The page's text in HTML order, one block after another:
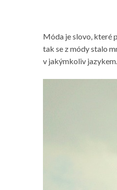
Móda je slovo, které
tak se z módy stalo
v jakýmkoliv